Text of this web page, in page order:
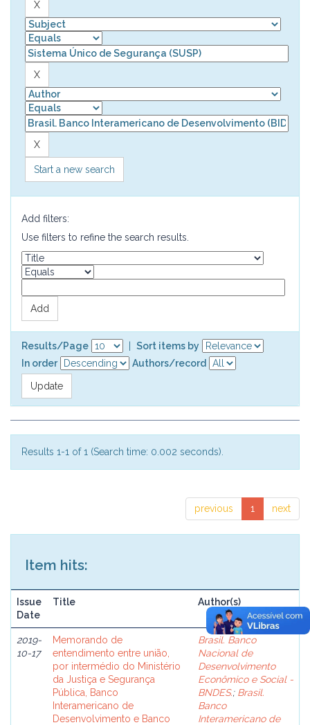
Start a new search
Add filters:
Use filters to refine the search results.
Results/Page
Sort items by
In order
Authors/record
Results 1-1 of 1 (Search time: 0.002 seconds).
previous 1 next
Item hits:
Issue
Date
Title Author(s)
2019-
10-17
Memorando de
entendimento entre união,
por intermédio do Ministério
da Justiça e Segurança
Pública, Banco
Interamericano de
Desenvolvimento e Banco
Brasil. Banco
Nacional de
Desenvolvimento
Econômico e Social -
BNDES.; Brasil.
Banco
Interamericano de